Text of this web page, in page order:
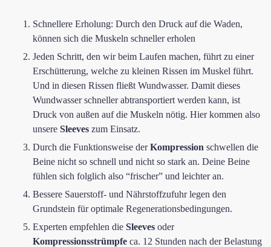
Schnellere Erholung: Durch den Druck auf die Waden,
können sich die Muskeln schneller erholen
Jeden Schritt, den wir beim Laufen machen, führt zu einer
Erschütterung, welche zu kleinen Rissen im Muskel führt.
Und in diesen Rissen fließt Wundwasser. Damit dieses
Wundwasser schneller abtransportiert werden kann, ist
Druck von außen auf die Muskeln nötig. Hier kommen also
unsere Sleeves zum Einsatz.
Durch die Funktionsweise derKompression schwellen die
Beine nicht so schnell und nicht so stark an. Deine Beine
fühlen sich folglich also “frischer” und leichter an.
Bessere Sauerstoff- und Nährstoffzufuhr legen den
Grundstein für optimale Regenerationsbedingungen.
Experten empfehlen die Sleeves oder
Kompressionsstrümpfe ca. 12 Stunden nach der Belastung